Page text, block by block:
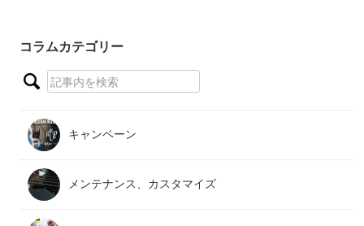
コラムカテゴリー
キャンペーン
メンテナンス、カスタマイズ